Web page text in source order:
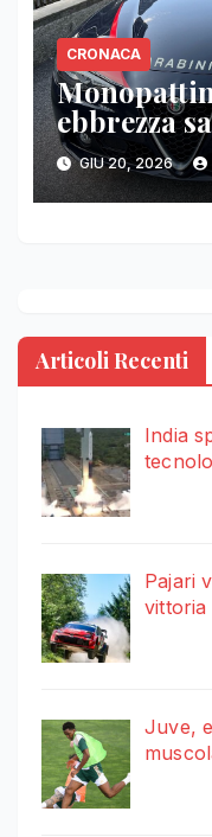
CRONACA
ebbrezza
GIU 20, 2026
Articoli Recenti
India
Pajari
vittoria
Juve,